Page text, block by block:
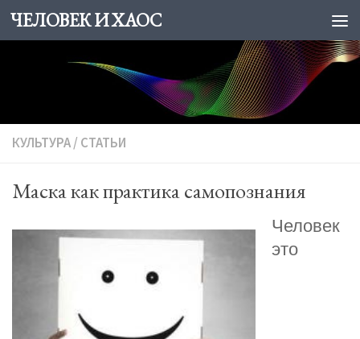
Skip to content
ЧЕЛОВЕК И ХАОС
КУЛЬТУPA/ СТАТЬИ
Маска как практика самопознания
Человек
это